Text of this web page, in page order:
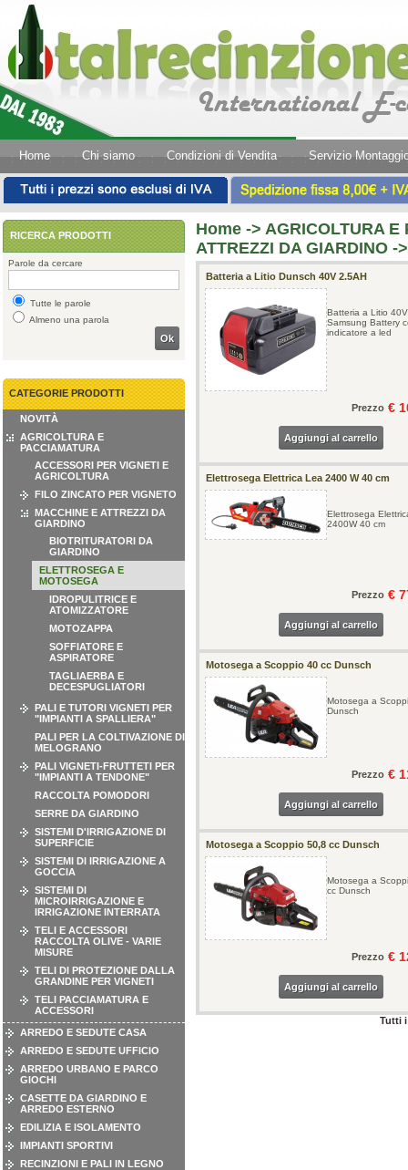
Home Chi siamo Condizioni di Vendita Servizio
RICERCA PRODOTTI
Parole da cercare
Tutte le parole
Almeno una parola
Ok
CATEGORIE PRODOTTI
NOVITÀ
AGRICOLTURA E
PACCIAMATURA
ACCESSORI PER VIGNETI E
AGRICOLTURA
FILO ZINCATO PER VIGNETO
MACCHINE E ATTREZZI DA
GIARDINO
BIOTRITURATORI DA
GIARDINO
ELETTROSEGA E
MOTOSEGA
IDROPULITRICE E
ATOMIZZATORE
MOTOZAPPA
SOFFIATORE E
ASPIRATORE
TAGLIAERBA E
DECESPUGLIATORI
PALI E TUTORI VIGNETI PER
"IMPIANTI A SPALLIERA"
PALI PER LA COLTIVAZIONE DI
MELOGRANO
PALI VIGNETI-FRUTTETI PER
"IMPIANTI A TENDONE"
RACCOLTA POMODORI
SERRE DA GIARDINO
SISTEMI D'IRRIGAZIONE DI
SUPERFICIE
SISTEMI DI IRRIGAZIONE A
GOCCIA
SISTEMI DI
MICROIRRIGAZIONE E
IRRIGAZIONE INTERRATA
TELI E ACCESSORI
RACCOLTA OLIVE - VARIE
MISURE
TELI DI PROTEZIONE DALLA
GRANDINE PER VIGNETI
TELI PACCIAMATURA E
ACCESSORI
ARREDO E SEDUTE CASA
ARREDO E SEDUTE UFFICIO
ARREDO URBANO E PARCO
GIOCHI
CASETTE DA GIARDINO E
ARREDO ESTERNO
EDILIZIA E ISOLAMENTO
IMPIANTI SPORTIVI
RECINZIONI E PALI IN LEGNO
Home -> AGRICOLTURA E
ATTREZZI DA GIARDINO -
Batteria a Litio Dunsch 40V 2.5AH
Batteria a Litio
Samsung Battery
indicatore a led
Prezzo €
Aggiungi al carrello
Elettrosega Elettrica Lea 2400 W 40 cm
Elettrosega
2400W 40 cm
Prezzo €
Aggiungi al carrello
Motosega a Scoppio 40 cc Dunsch
Motosega a
Dunsch
Prezzo €
Aggiungi al carrello
Motosega a Scoppio 50,8 cc Dunsch
Motosega a
cc Dunsch
Prezzo €
Aggiungi al carrello
Tutti